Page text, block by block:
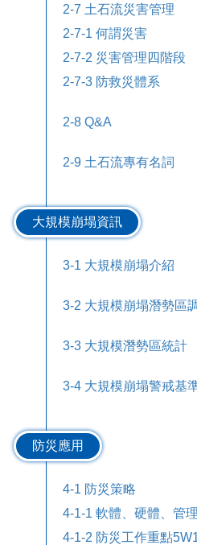
2-7 土石流災害管理
2-7-1 何謂災害
2-7-2 災害管理四階段
2-7-3 防救災體系
2-8 Q&A
2-9 土石流專有名詞
大規模崩塌資訊
3-1 大規模崩塌介紹
3-2 大規模崩塌潛勢區
3-3 大規模潛勢區統計
3-4 大規模崩塌警戒基
防災應用
4-1 防災策略
4-1-1 軟體、硬體、管理
4-1-2 防災工作重點